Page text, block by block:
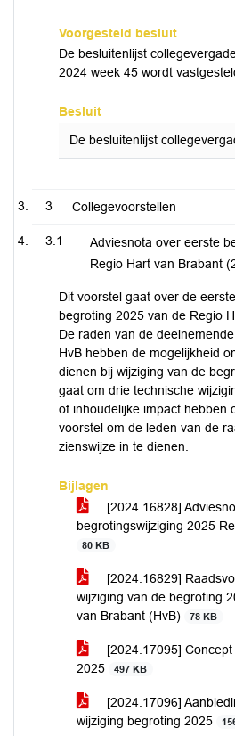
Voorgesteld besluit
De besluitenlijst
2024 week 45 wordt
Besluit
De besluitenlijst
3 Collegevoorstellen
3.1
Adviesnota over eerste
Regio Hart van Brabant
Dit voorstel gaat over de
begroting 2025 van de Regio
De raden van de
HvB hebben de mogelijkheid
dienen bij wijziging van de
gaat om drie technische
of inhoudelijke impact hebben
voorstel om de leden van de
zienswijze in te dienen.
Bijlagen
[2024.16828]
begrotingswijziging 2025
80 KB
[2024.16829]
wijziging van de begroting
van Brabant (HvB)
78 KB
[2024.17095]
2025
497 KB
[2024.17096]
wijziging begroting 2025